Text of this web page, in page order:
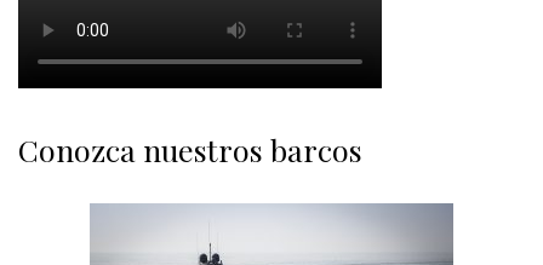
Conozca nuestros barcos